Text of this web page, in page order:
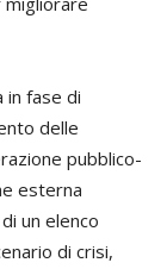
in fase di
delle
pubblico-
esterna
un elenco
di crisi,